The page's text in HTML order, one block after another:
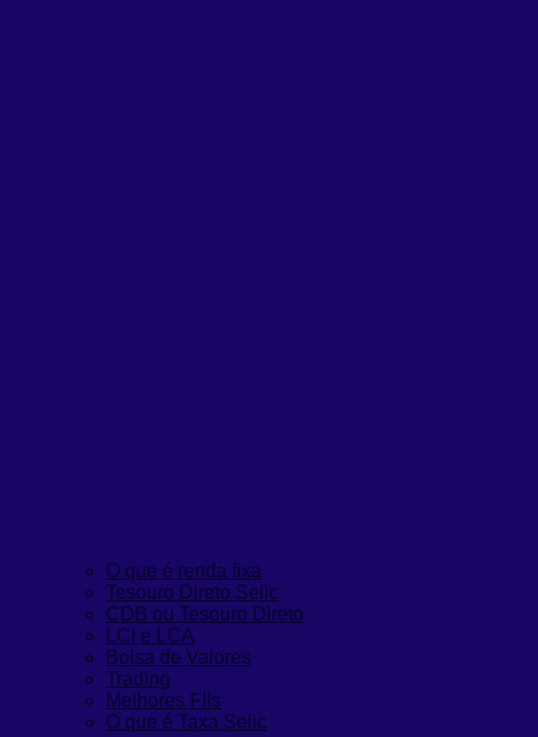
O que é renda fixa
Tesouro Direto Selic
CDB ou Tesouro Direto
LCI e LCA
Bolsa de Valores
Trading
Melhores FIIs
O que é Taxa Selic